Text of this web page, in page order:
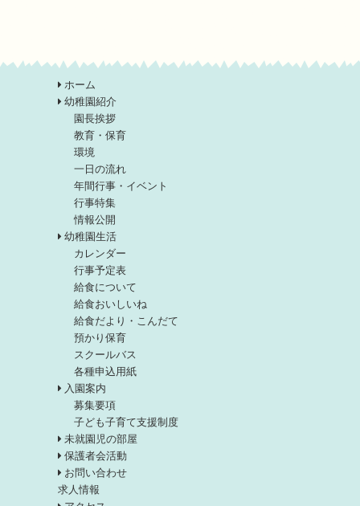
ホーム
幼稚園紹介
園長挨拶
教育・保育
環境
一日の流れ
年間行事・イベント
行事特集
情報公開
幼稚園生活
カレンダー
行事予定表
給食について
給食おいしいね
給食だより・こんだて
預かり保育
スクールバス
各種申込用紙
入園案内
募集要項
子ども子育て支援制度
未就園児の部屋
保護者会活動
お問い合わせ
求人情報